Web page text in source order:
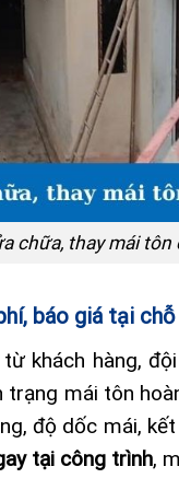
chữa, thay mái tôn
báo giá tại chỗ
khách hàng,
mái tôn
độ dốc mái,
tại công trình,